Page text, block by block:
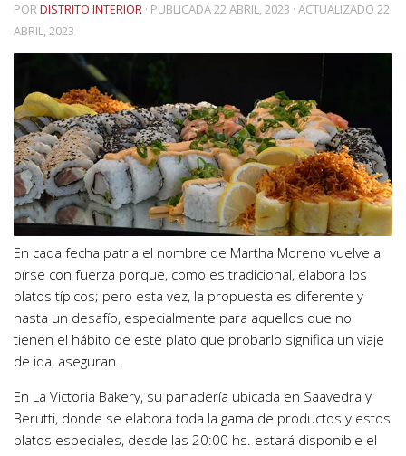
PORDISTRITO INTERIOR · PUBLICADA22 ABRIL, 2023 · ACTUALIZADO 22
ABRIL, 2023
En cada fecha patria el nombre de Martha Moreno vuelve a
oírse con fuerza porque, como es tradicional, elabora los
platos típicos; pero esta vez, la propuesta es diferente y
hasta un desafío, especialmente para aquellos que no
tienen el hábito de este plato que probarlo significa un viaje
de ida, aseguran.
En La Victoria Bakery, su panadería ubicada en Saavedra y
Berutti, donde se elabora toda la gama de productos y estos
platos especiales, desde las 20:00 hs. estará disponible el